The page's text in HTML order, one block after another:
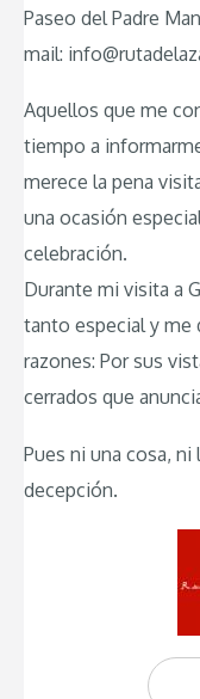
Paseo del Padre
mail:
Aquellos que me
tiempo a
merece la pena
una ocasión
celebración.
Durante mi visita a
tanto especial y me
razones: Por sus
cerrados que
Pues ni una cosa,
decepción.